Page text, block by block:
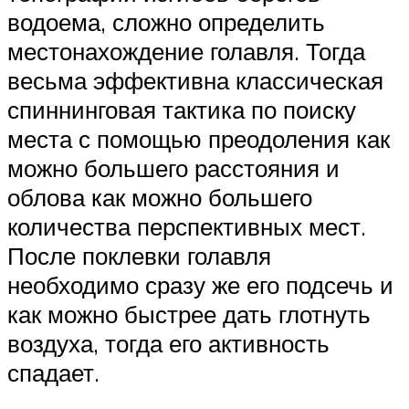
водоема, сложно определить
местонахождение голавля. Тогда
весьма эффективна классическая
спиннинговая тактика по поиску
места с помощью преодоления как
можно большего расстояния и
облова как можно большего
количества перспективных мест.
После поклевки голавля
необходимо сразу же его подсечь и
как можно быстрее дать глотнуть
воздуха, тогда его активность
спадает.